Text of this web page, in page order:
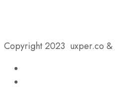
Copyright 2023 uxper.co &